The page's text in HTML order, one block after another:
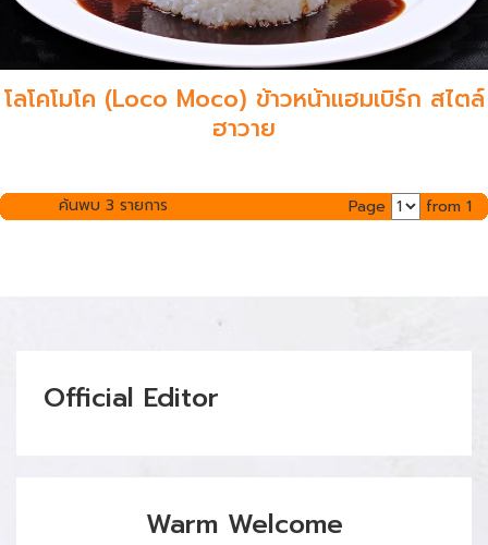
โลโคโมโค (Loco Moco) ข้าวหน้าแฮมเบิร์ก สไตล์
ฮาวาย
ค้นพบ 3 รายการ Page from 1
Official Editor
Warm Welcome